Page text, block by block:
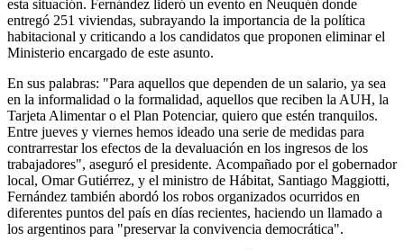
esta situación. Fernández lideró un evento en Neuquén donde
entregó 251 viviendas, subrayando la importancia de la política
habitacional y criticando a los candidatos que proponen eliminar el
Ministerio encargado de este asunto.
En sus palabras: "Para aquellos que dependen de un salario, ya sea
en la informalidad o la formalidad, aquellos que reciben la AUH, la
Tarjeta Alimentar o el Plan Potenciar, quiero que estén tranquilos.
Entre jueves y viernes hemos ideado una serie de medidas para
contrarrestar los efectos de la devaluación en los ingresos de los
trabajadores", aseguró el presidente. Acompañado por el gobernador
local, Omar Gutiérrez, y el ministro de Hábitat, Santiago Maggiotti,
Fernández también abordó los robos organizados ocurridos en
diferentes puntos del país en días recientes, haciendo un llamado a
los argentinos para "preservar la convivencia democrática".